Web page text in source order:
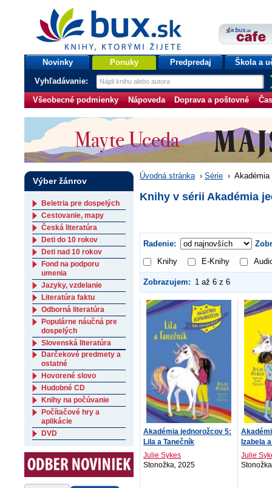
bux.sk
knihy, ktorými žijete
Úvodná stránka
Novinky Ponuky Predpredaj Škola a
Vyhľadávanie:
Všeobecné podmienky Nápoveda Doprava a poštovné
Úvodná stránka › Série › Akadémia
Knihy v sérii Akadémia
Radenie:
Knihy
E-Knihy
Zobrazujem: 1 až 6 z 6
Akadémia jednorožcov 5:
Lila a Tanečník
Julie Sykes
Stonožka, 2025
Izabela
Julie
Výber žánrov
Beletria pre dospelých
Cestovanie, mapy
Česká literatúra
Deti do 10 rokov
Deti nad 10 rokov
Fond na podporu
umenia
Jazyky, vzdelanie
Literatúra faktu
Odborná literatúra
Populárne náučná pre
dospelých
Slovenská literatúra
Darčekové predmety a
ostatné
Hovorené slovo
Hudobné CD
Knihy na počúvanie
Počítačové hry a
aplikácie
DVD